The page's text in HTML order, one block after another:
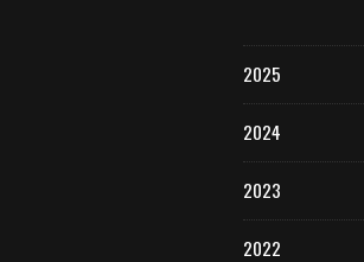
2025
2024
2023
2022